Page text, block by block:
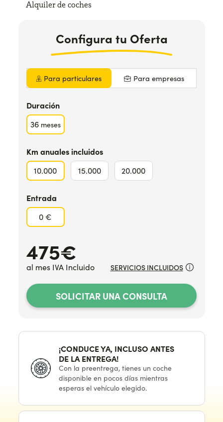
Alquiler de coches
Configura tu Oferta
Para particulares Para empresas
Duración
36 meses
Km anuales incluidos
10.000 15.000 20.000
Entrada
0 €
475€
al mes IVA Incluido
SOLICITAR UNA CONSULTA
SERVICIOS INCLUIDOS
¡CONDUCE YA, INCLUSO ANTES
DE LA ENTREGA!
Con la preentrega,tienes un coche
disponible en pocosdías mientras
esperas el vehículoelegido.